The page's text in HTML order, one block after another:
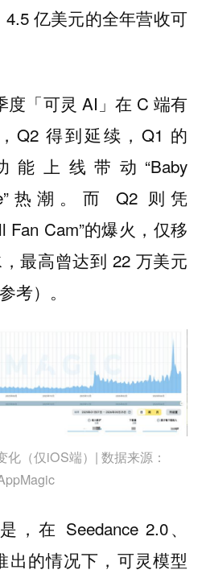
亿美元的全年营收可
度「可灵 AI」在 C 端有
Q2 得到延续，Q1 的
能上线带动“Baby
热潮。而 Q2 则凭
Fan Cam”的爆火，仅移
最高曾达到 22 万美元
考）。
化（仅iOS端）| 数据来源：
在 Seedance 2.0、
出的情况下，可灵模型